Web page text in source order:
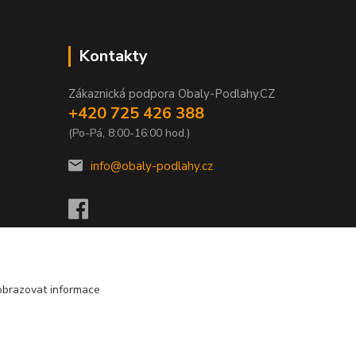
Kontakty
Zákaznická podpora Obaly-Podlahy.CZ
+420 725 426 388
(Po-Pá, 8:00-16:00 hod.)
info@obaly-podlahy.cz
informace